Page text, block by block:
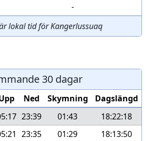
-
lokal tid för Kangerlussuaq
30 dagar
Ned Skymning Dagslängd
23:39 01:43 18:22:18
23:35 01:29 18:13:50